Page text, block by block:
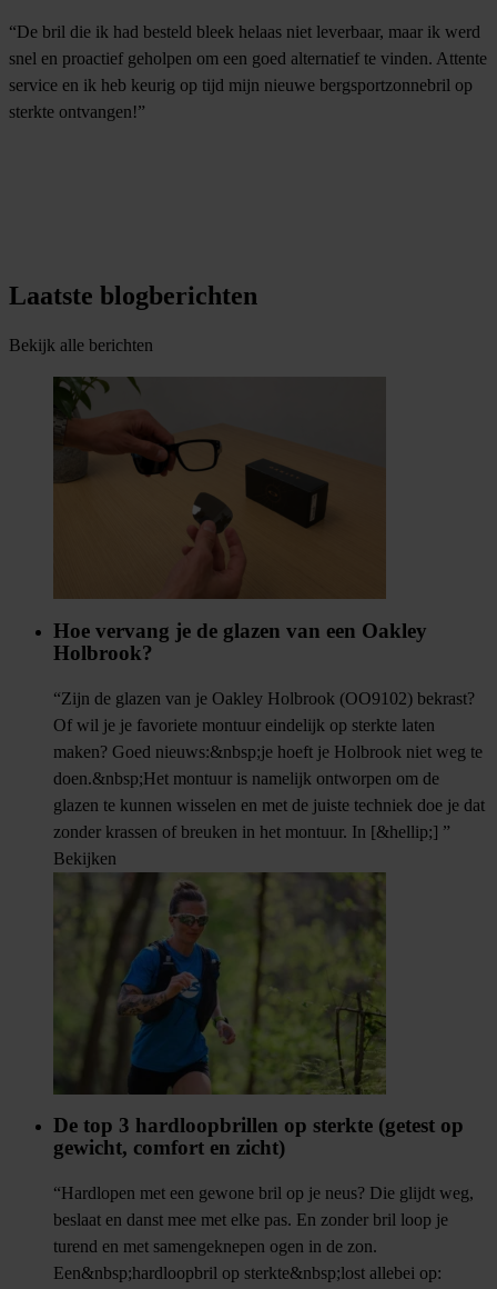
“De bril die ik had besteld bleek helaas niet leverbaar, maar ik werd
snel en proactief geholpen om een goed alternatief te vinden. Attente
service en ik heb keurig op tijd mijn nieuwe bergsportzonnebril op
sterkte ontvangen!”
Laatste blogberichten
Bekijk alle berichten
Hoe vervang je de glazen van een Oakley
Holbrook?
“Zijn de glazen van je Oakley Holbrook (OO9102) bekrast?
Of wil je je favoriete montuur eindelijk op sterkte laten
maken? Goed nieuws:&nbsp;je hoeft je Holbrook niet weg te
doen.&nbsp;Het montuur is namelijk ontworpen om de
glazen te kunnen wisselen en met de juiste techniek doe je dat
zonder krassen of breuken in het montuur. In [&hellip;] ”
Bekijken
De top 3 hardloopbrillen op sterkte (getest op
gewicht, comfort en zicht)
“Hardlopen met een gewone bril op je neus? Die glijdt weg,
beslaat en danst mee met elke pas. En zonder bril loop je
turend en met samengeknepen ogen in de zon.
Een&nbsp;hardloopbril op sterkte&nbsp;lost allebei op: